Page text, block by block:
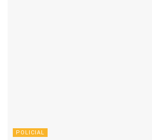
POLICIAL